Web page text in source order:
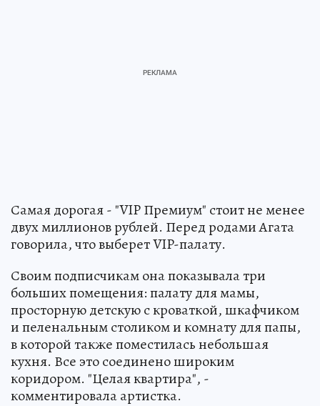
Самая дорогая - "VIP Премиум" стоит не менее
двух миллионов рублей. Перед родами Агата
говорила, что выберет VIP-палату.
Своим подписчикам она показывала три
больших помещения: палату для мамы,
просторную детскую с кроваткой, шкафчиком
и пеленальным столиком и комнату для папы,
в которой также поместилась небольшая
кухня. Все это соединено широким
коридором. "Целая квартира", -
комментировала артистка.